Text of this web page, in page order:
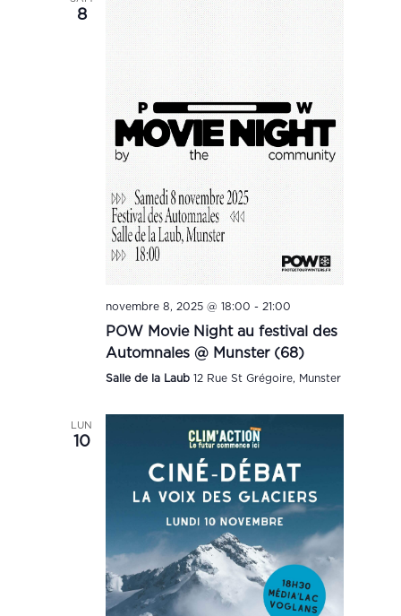
8
novembre 8, 2025 @ 18:00 -21:00
POW Movie Night au festival des
Automnales @ Munster (68)
Salle de la Laub12 Rue St Grégoire, Munster
LUN
10